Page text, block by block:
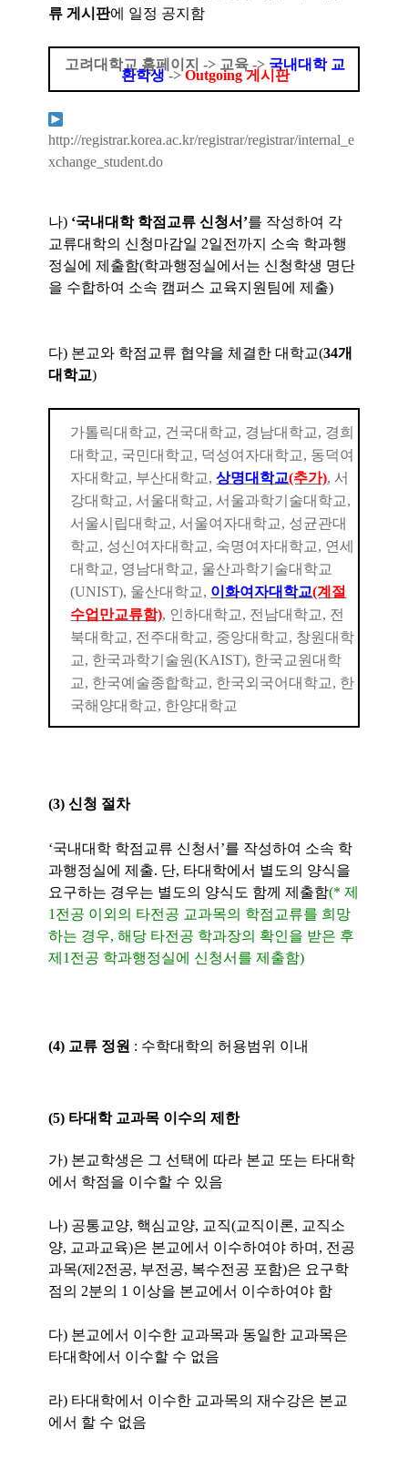
류 게시판에 일정 공지함
고려대학교 홈페이지 -> 교육 -> 국내대학 교
환학생->Outgoing 게시판
http://registrar.korea.ac.kr/registrar/registrar/internal_e
xchange_student.do
나) ‘국내대학 학점교류 신청서 ’를 작성하여 각
교류대학의 신청마감일 2일전까지 소속 학과행
정실에 제출함(학과행정실에서는 신청학생 명단
을 수합하여 소속 캠퍼스 교육지원팀에 제출)
다) 본교와 학점교류 협약을 체결한 대학교(34개
대학교)
가톨릭대학교, 건국대학교, 경남대학교, 경희
대학교, 국민대학교, 덕성여자대학교, 동덕여
자대학교, 부산대학교,상명대학교(추가), 서
강대학교, 서울대학교, 서울과학기술대학교,
서울시립대학교, 서울여자대학교, 성균관대
학교, 성신여자대학교, 숙명여자대학교, 연세
대학교, 영남대학교, 울산과학기술대학교
(UNIST), 울산대학교, 이화여자대학교(계절
수업만교류함), 인하대학교, 전남대학교, 전
북대학교, 전주대학교, 중앙대학교, 창원대학
교, 한국과학기술원(KAIST), 한국교원대학
교, 한국예술종합학교, 한국외국어대학교, 한
국해양대학교, 한양대학교
(3) 신청 절차
‘국내대학 학점교류 신청서’를 작성하여 소속 학
과행정실에 제출. 단, 타대학에서 별도의 양식을
요구하는 경우는 별도의 양식도 함께 제출함(* 제
1전공 이외의 타전공 교과목의 학점교류를 희망
하는 경우, 해당 타전공 학과장의 확인을 받은 후
제1전공 학과행정실에 신청서를 제출함)
(4) 교류 정원 : 수학대학의 허용범위 이내
(5) 타대학 교과목 이수의 제한
가) 본교학생은 그 선택에 따라 본교 또는 타대학
에서 학점을 이수할 수 있음
나) 공통교양, 핵심교양, 교직(교직이론, 교직소
양, 교과교육)은 본교에서 이수하여야 하며, 전공
과목(제2전공, 부전공, 복수전공 포함)은 요구학
점의 2분의 1 이상을 본교에서 이수하여야 함
다) 본교에서 이수한 교과목과 동일한 교과목은
타대학에서 이수할 수 없음
라) 타대학에서 이수한 교과목의 재수강은 본교
에서 할 수 없음